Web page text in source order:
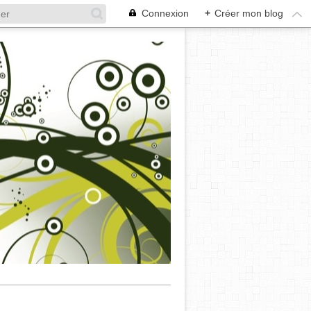
Connexion + Créer mon blog